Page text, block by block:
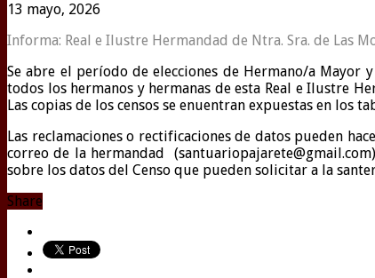
13 mayo, 2026
Informa: Real e Ilustre Hermandad de Ntra. Sra. de Las
Se abre el período de elecciones de Hermano/a Mayor
todos los hermanos y hermanas de esta Real e Ilustre
Las copias de los censos se enuentran expuestas en los
Las reclamaciones o rectificaciones de datos pueden
correo de la hermandad
sobre los datos del Censo que pueden solicitar a la
Share